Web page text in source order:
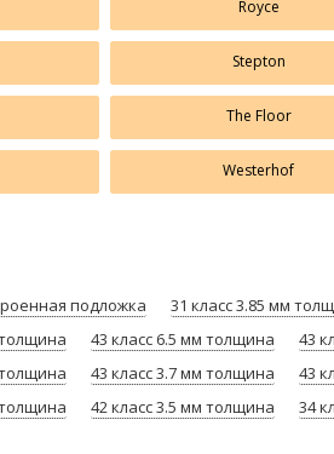
Royce
Stepton
The Floor
Westerhof
подложка 31 класс 3.85 мм
43 класс 6.5 мм толщина 43
43 класс 3.7 мм толщина 43
42 класс 3.5 мм толщина 34